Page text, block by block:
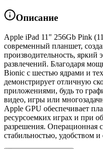
Описание
Apple iPad 11" 256Gb Pink
современный планшет,
производительность,
развлечений. Благодаря
Bionic с шестью ядрами и
демонстрирует отличную
приложениями, будь то
видео, игры или
Apple GPU обеспечивает
ресурсоемких играх и при
разрешения. Операционная
стабильностью, удобством